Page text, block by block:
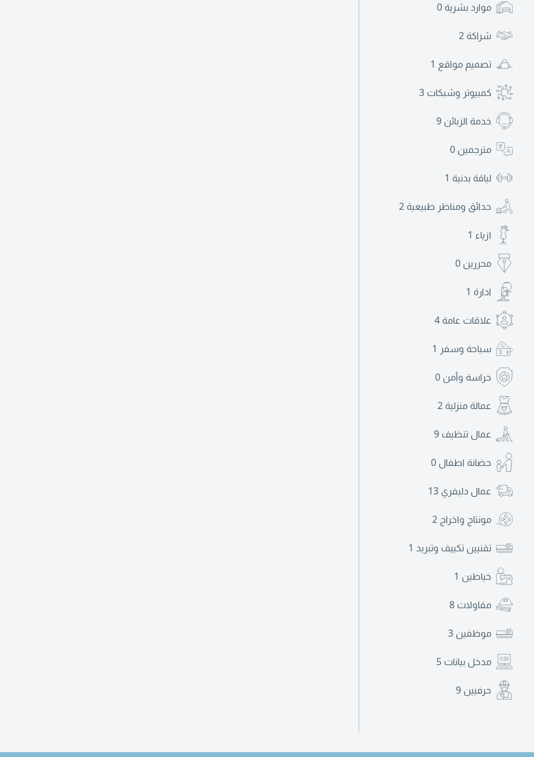
موارد بشرية 0
شراكة 2
تصميم مواقع 1
كمبيوتر وشبكات 3
خدمة الزبائن 9
مترجمين 0
لياقة بدنية 1
حدائق ومناظر طبيعية 2
ازياء 1
محررين 0
ادارة 1
علاقات عامة 4
سياحة وسفر 1
حراسة وأمن 0
عمالة منزلية 2
عمال تنظيف 9
حضانة اطفال 0
عمال دليفري 13
مونتاج واخراج 2
تقنيين تكييف وتبريد 1
خياطين 1
مقاولات 8
موظفين 3
مدخل بيانات 5
حرفيين 9